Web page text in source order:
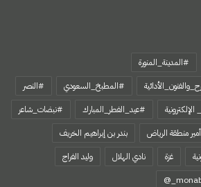
#المدينة_المنورة
#المطبخ_السعودي
#النصر
#عيد_الفطر_المبارك
#نبضات_شاعر
أمير منطقة الرياض
بندر بن إبراهيم الخريف
غزة نادي الهلال
وليد الفراج